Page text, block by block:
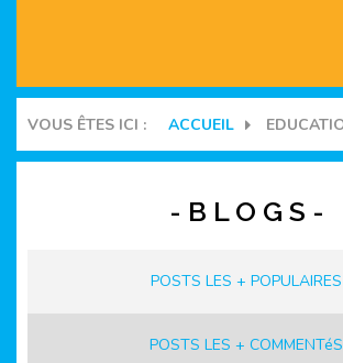
ASSOCIATIONS
COMMUNAUTES
MANIFESTATIONS
VOUS ÊTES ICI : ACCUEIL
- B L O G S -
POSTS LES + POPULAIRES
POSTS LES + COMMENTéS